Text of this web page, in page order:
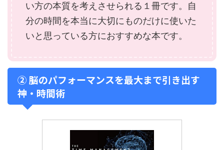
い方の本質を考えさせられる１冊です。自
分の時間を本当に大切にものだけに使いた
いと思っている方におすすめな本です。
② 脳のパフォーマンスを最大まで引き出す
神・時間術